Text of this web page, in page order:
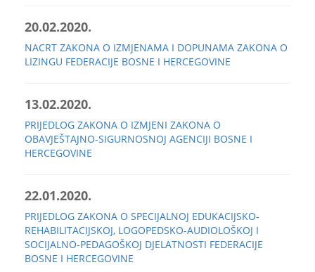
20.02.2020.
NACRT ZAKONA O IZMJENAMA I DOPUNAMA ZAKONA O
LIZINGU FEDERACIJE BOSNE I HERCEGOVINE
13.02.2020.
PRIJEDLOG ZAKONA O IZMJENI ZAKONA O
OBAVJEŠTAJNO-SIGURNOSNOJ AGENCIJI BOSNE I
HERCEGOVINE
22.01.2020.
PRIJEDLOG ZAKONA O SPECIJALNOJ EDUKACIJSKO-
REHABILITACIJSKOJ, LOGOPEDSKO-AUDIOLOŠKOJ I
SOCIJALNO-PEDAGOŠKOJ DJELATNOSTI FEDERACIJE
BOSNE I HERCEGOVINE